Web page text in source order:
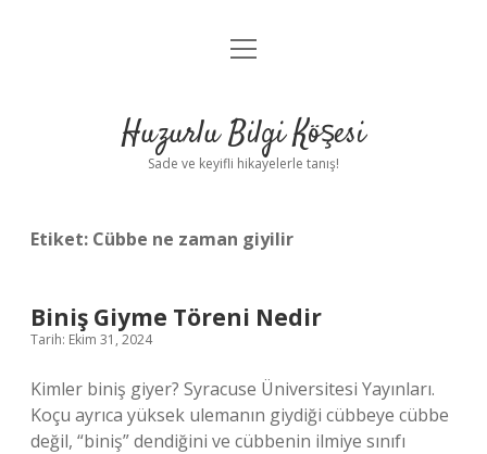
Anasayfa
Yasal Uyarı
menüyü
Huzurlu Bilgi Köşesi
Sade ve keyifli hikayelerle tanış!
Etiket: Cübbe ne zaman giyilir
Biniş Giyme Töreni Nedir
Tarih: Ekim 31, 2024
Kimler biniş giyer? Syracuse Üniversitesi Yayınları.
Koçu ayrıca yüksek ulemanın giydiği cübbeye cübbe
değil, “biniş” dendiğini ve cübbenin ilmiye sınıfı